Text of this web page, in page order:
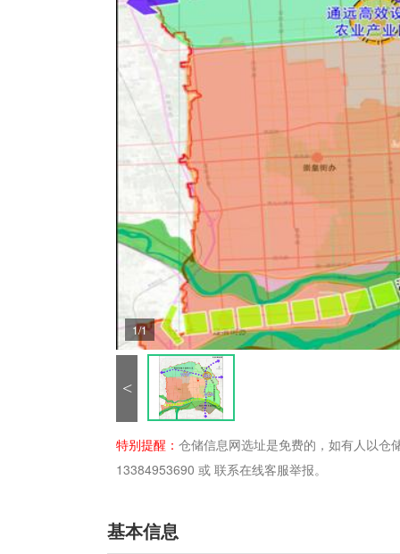
1/1
<
特别提醒： 仓储信息网选址是免费的，如有人以仓
13384953690 或 联系在线客服举报。
基本信息